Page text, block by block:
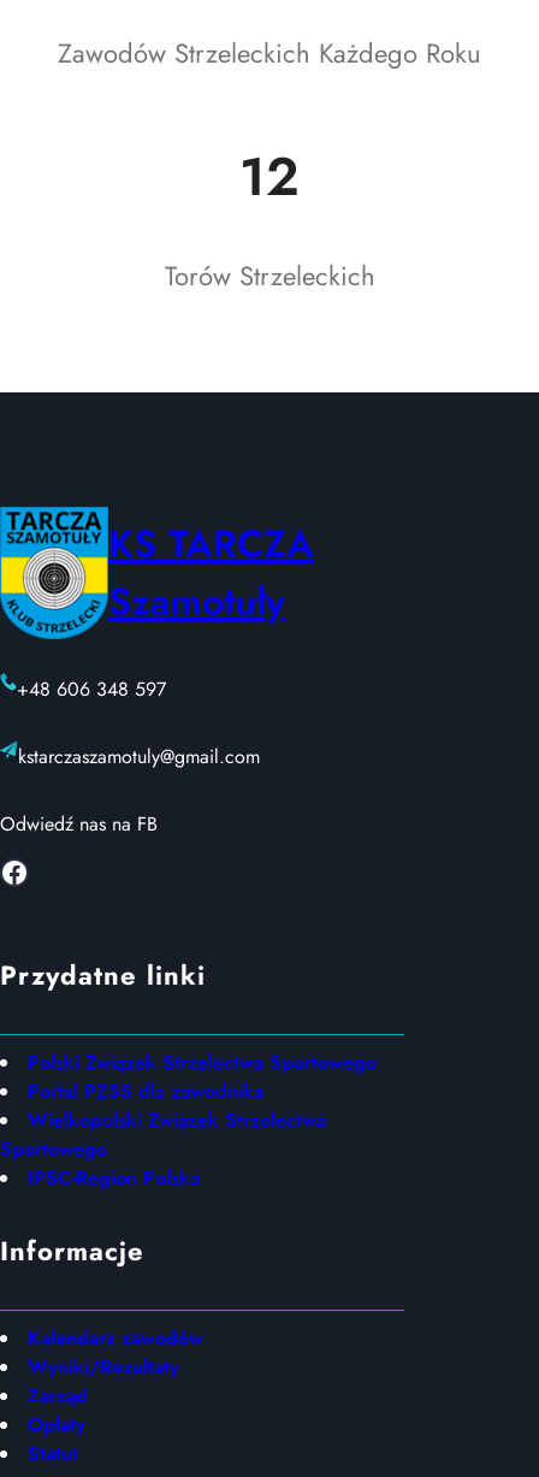
Zawodów Strzeleckich Każdego Roku
12
Torów Strzeleckich
KS TARCZA
Szamotuły
+48 606 348 597
kstarczaszamotuly@gmail.com
Odwiedź nas na FB
Facebook
Przydatne linki
Polski Związek Strzelectwa Sportowego
Portal PZSS dla zawodnika
Wielkopolski Związek Strzelectwa
Sportowego
IPSC-Region Polska
Informacje
Kalendarz zawodów
Wyniki/Rezultaty
Zarząd
Opłaty
Statut